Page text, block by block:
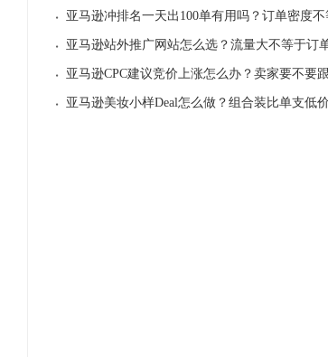
· 亚马逊冲排名一天出100单有用吗？订单密度不
· 亚马逊站外推广网站怎么选？流量大不等于订
· 亚马逊CPC建议竞价上涨怎么办？卖家要不要
· 亚马逊美妆小样Deal怎么做？组合装比单支低